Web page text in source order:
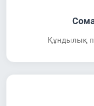
Құндылық